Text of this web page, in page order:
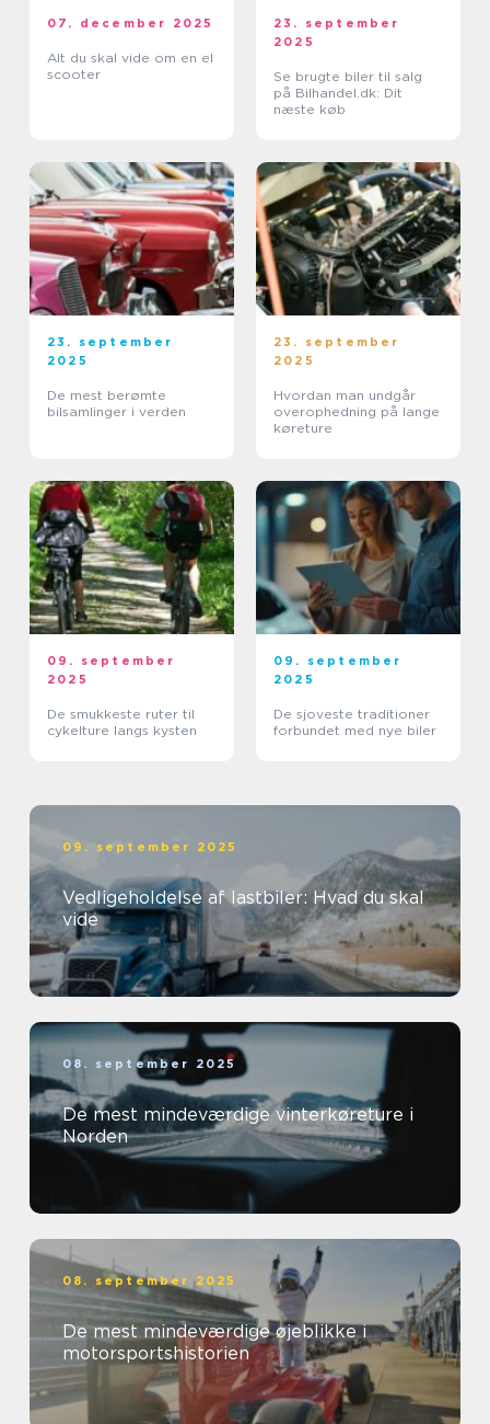
07. december 2025
Alt du skal vide om en el
scooter
23. september
2025
Se brugte biler til salg
på Bilhandel.dk: Dit
næste køb
23. september
2025
De mest berømte
bilsamlinger i verden
23. september
2025
Hvordan man undgår
overophedning på lange
køreture
09. september
2025
De smukkeste ruter til
cykelture langs kysten
09. september
2025
De sjoveste traditioner
forbundet med nye biler
09. september 2025
Vedligeholdelse af lastbiler: Hvad du skal
vide
08. september 2025
De mest mindeværdige vinterkøreture i
Norden
08. september 2025
De mest mindeværdige øjeblikke i
motorsportshistorien